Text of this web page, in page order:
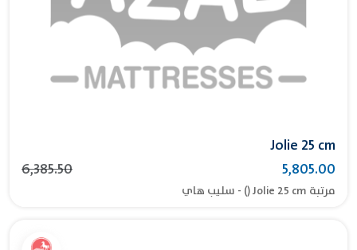
Jolie 25 cm
5,805.00
6,385.50
مرتبة Jolie 25 cm () - سليب هاي